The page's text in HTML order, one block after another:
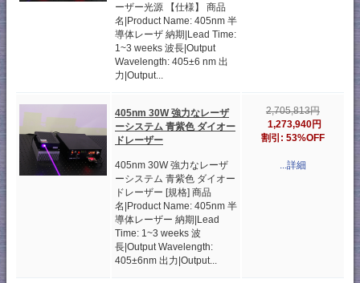
ーザー光源 【仕様】 商品
名|Product Name: 405nm 半
導体レーザ 納期|Lead Time:
1~3 weeks 波長|Output
Wavelength: 405±6 nm 出
力|Output...
405nm 30W 強力なレーザ
ーシステム 青紫色 ダイオー
ドレーザー
405nm 30W 強力なレーザ
ーシステム 青紫色 ダイオー
ドレーザー [規格] 商品
名|Product Name: 405nm 半
導体レーザー 納期|Lead
Time: 1~3 weeks 波
長|Output Wavelength:
405±6nm 出力|Output...
2,705,813円
1,273,940円
割引: 53%OFF
...詳細